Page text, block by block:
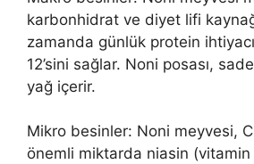
karbonhidrat ve diyet lifi
zamanda günlük protein
12’sini sağlar. Noni posası,
yağ içerir.
Mikro besinler: Noni meyvesi,
önemli miktarda niasin